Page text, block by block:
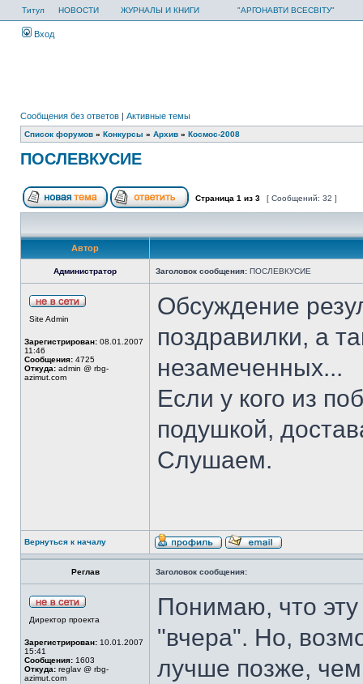
Титул НОВОСТИ ЖУРНАЛЫ И КНИГИ "АРГОНАВТИ ВСЕСВІТУ"
Вход
Сообщения без ответов | Активные темы
Список форумов » Конкурсы » Архив » Космос-2008
ПОСЛЕВКУСИЕ
Страница 1 из 3 [ Сообщений: 32 ]
Автор
Администратор Заголовок сообщения: ПОСЛЕВКУСИЕ
Site Admin
Зарегистрирован: 08.01.2007
11:46
Сообщения: 4725
Откуда: admin @ rbg-
azimut.com
Обсуждение
поздравилки, а
незамеченных...
Если у кого из
подушкой,
Слушаем.
Вернуться к началу
Реглав Заголовок сообщения:
Директор проекта
Зарегистрирован: 10.01.2007
15:41
Сообщения: 1603
Откуда: reglav @ rbg-
azimut.com
Понимаю, что
"вчера". Но,
лучше позже,